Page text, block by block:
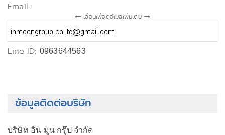
Email :
เลื่อนเพื่อดูอีเมลเพิ่มเติม
Line ID: 0963644563
ข้อมูลติดต่อบริษัท
บริษัท อิน มูน กรุ๊ป จำกัด